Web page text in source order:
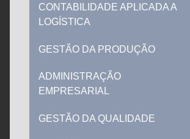
CONTABILIDADE APLICADA A
LOGÍSTICA
GESTÃO DA PRODUÇÃO
ADMINISTRAÇÃO
EMPRESARIAL
GESTÃO DA QUALIDADE